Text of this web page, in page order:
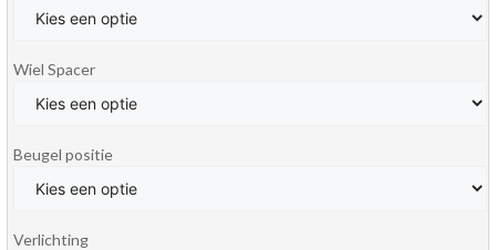
Wiel Spacer
Beugel positie
Verlichting